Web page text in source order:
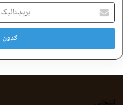
برېښنالیک
پته